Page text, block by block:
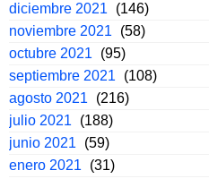
diciembre 2021
(146)
noviembre 2021
(58)
octubre 2021
(95)
septiembre 2021
(108)
agosto 2021
(216)
julio 2021
(188)
junio 2021
(59)
enero 2021
(31)